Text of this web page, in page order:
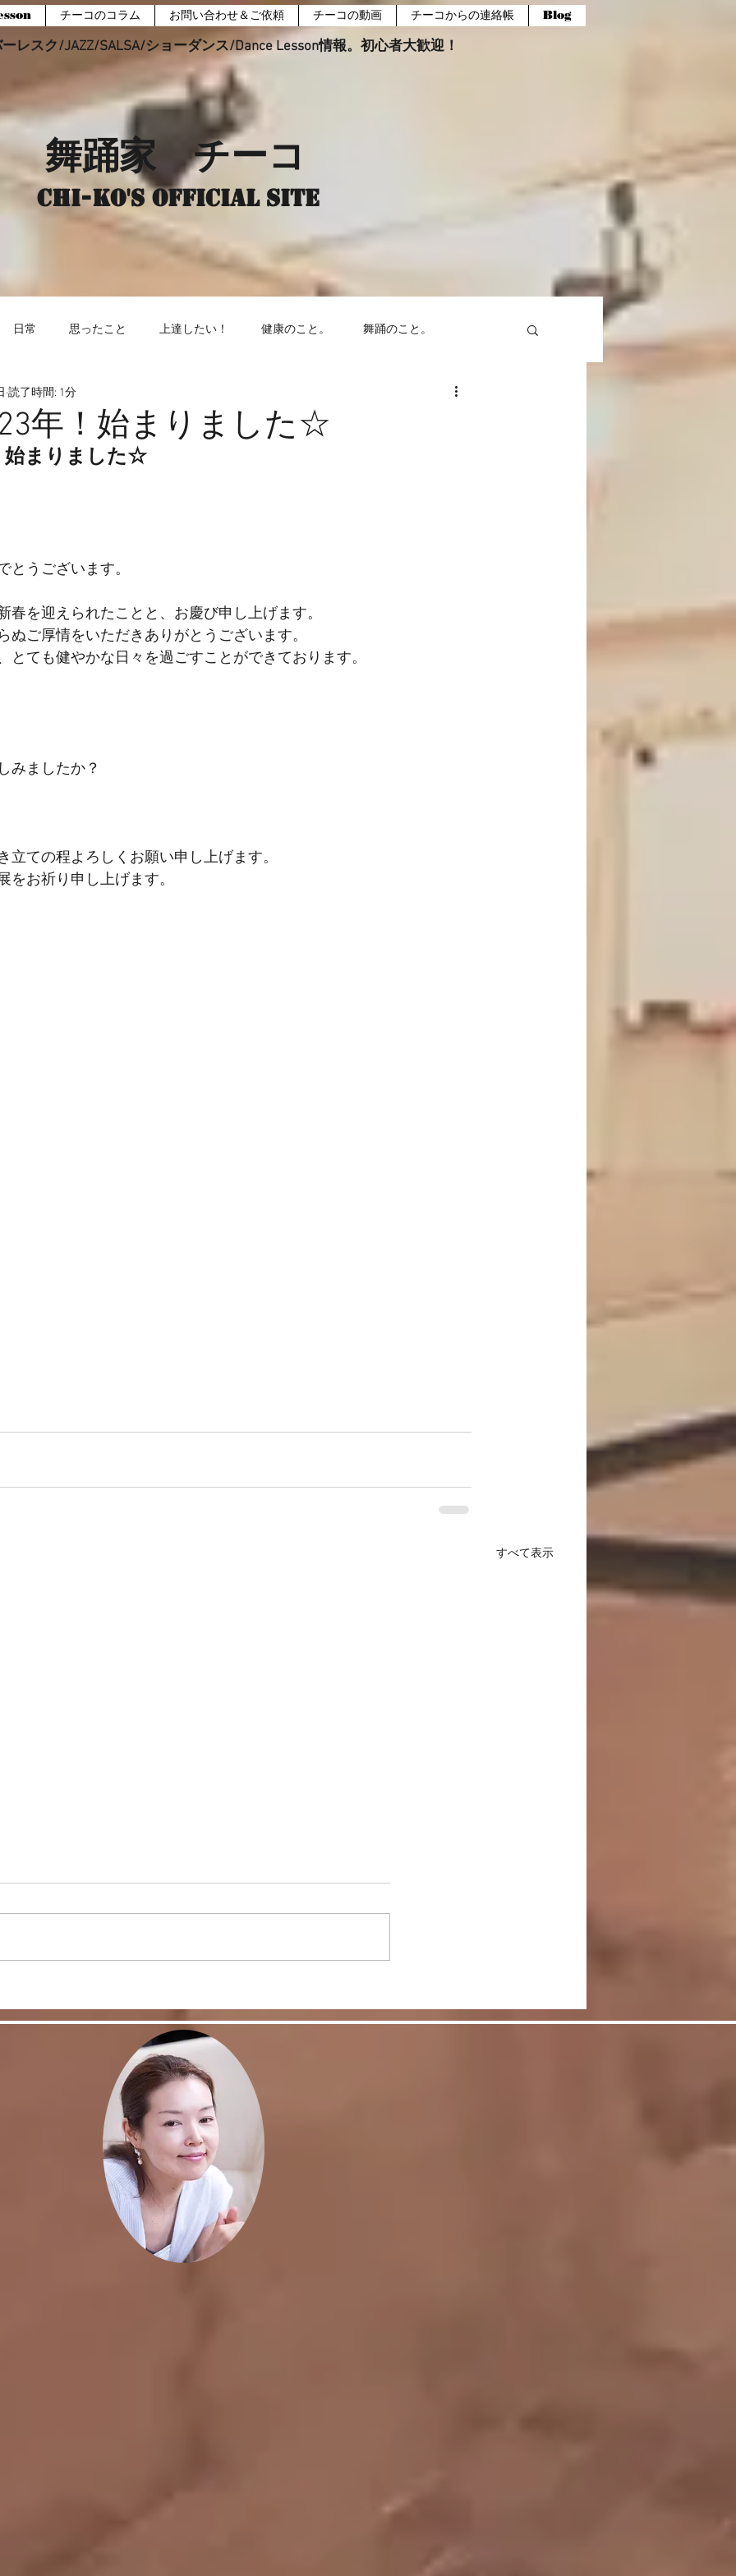
チーコのコラム お問い合わせ＆ご依頼 チーコの動画 チーコからの連絡帳 Blog
レスク/JAZZ/SALSA/ショーダンス/Dance Lesson情報。初心者大歓迎！
舞踊家 チーコ
Chi-ko's Official site
日常 思ったこと 上達したい！ 健康のこと。 舞踊のこと。
年！始まりました☆
読了時間: 1分
始まりました☆
とうございます。
春を迎えられたことと、お慶び申し上げます。
ぬご厚情をいただきありがとうございます。
とても健やかな日々を過ごすことができております。
みましたか？
立ての程よろしくお願い申し上げます。
をお祈り申し上げます。
すべて表示
せ/3/13以降の件